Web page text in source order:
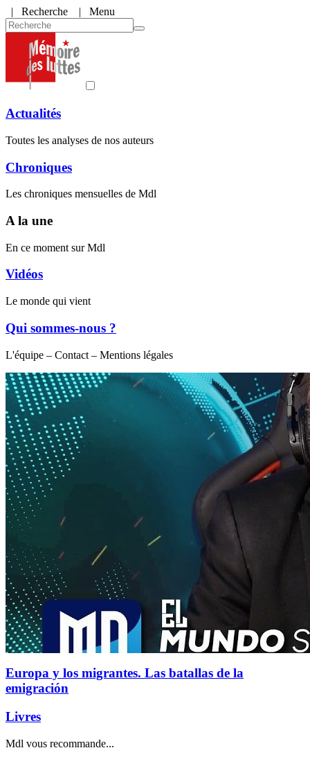
| Recherche | Menu
Actualités
Toutes les analyses de nos auteurs
Chroniques
Les chroniques mensuelles de Mdl
A la une
En ce moment sur Mdl
Vidéos
Le monde qui vient
Qui sommes-nous ?
L'équipe – Contact – Mentions légales
Europa y los migrantes. Las batallas de la
emigración
Livres
Mdl vous recommande...